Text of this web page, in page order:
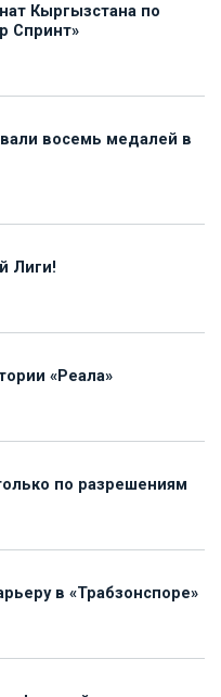
Кыргызстана по
Спринт»
восемь медалей в
Лиги!
«Реала»
по разрешениям
в «Трабзонспоре»